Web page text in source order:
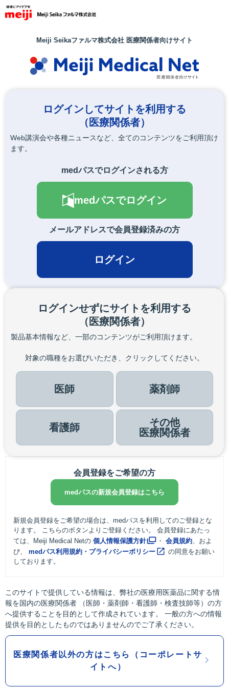
メ
イ
Meiji Seikaファルマ株式会社 医療関係者向けサイト
ログインしてサイトを利用する
（医療関係者）
Web講演会や各種ニュースなど、全てのコンテンツをご利用頂け
ます。
medパスでログインされる方
medパスでログイン
メールアドレスで会員登録済みの方
ログイン
ログインせずにサイトを利用する
（医療関係者）
製品基本情報など、一部のコンテンツがご利用頂けます。
対象の職種をお選びいただき、クリックしてください。
医師 薬剤師
看護師
その他
医療関係者
会員登録をご希望の方
medパスの新規会員登録はこちら
新規会員登録をご希望の場合は、medパスを利用してのご登録とな
ります。 こちらのボタンよりご登録ください。 会員登録にあたっ
ては、Meiji Medical Netの 個人情報保護方針 ・ 会員規約、およ
び、 medパス利用規約・プライバシーポリシー
の同意をお願い
しております。
このサイトで提供している情報は、弊社の医療用医薬品に関する情
報を国内の医療関係者 （医師・薬剤師・看護師・検査技師等）の方
へ提供することを目的として作成されています。 一般の方への情報
提供を目的としたものではありませんのでご了承ください。
医療関係者以外の方はこちら（コーポレートサ
イトへ）